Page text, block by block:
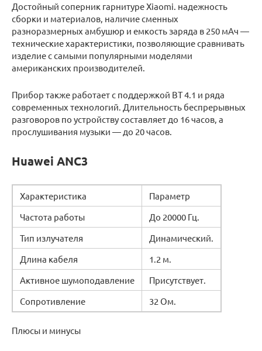
Достойный соперник гарнитуре Xiaomi. надежность
сборки и материалов, наличие сменных
разноразмерных амбушюр и емкость заряда в 250 мАч —
технические характеристики, позволяющие сравнивать
изделие с самыми популярными моделями
американских производителей.
Прибор также работает с поддержкой BT 4.1 и ряда
современных технологий. Длительность беспрерывных
разговоров по устройству составляет до 16 часов, а
прослушивания музыки — до 20 часов.
Huawei ANC3
Характеристика
Параметр
Частота работы
До 20000 Гц.
Тип излучателя
Динамический.
Длина кабеля
1.2 м.
Активное шумоподавление
Присутствует.
Сопротивление
32 Ом.
Плюсы и минусы